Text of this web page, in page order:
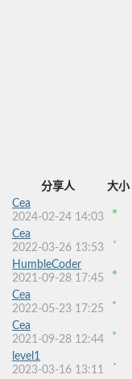
分享人 大小
Cea
2024-02-24 14:03
Cea
2022-03-26 13:53
HumbleCoder
2021-09-28 17:45
Cea
2022-05-23 17:25
Cea
2021-09-28 12:44
level1
2023-03-16 13:11